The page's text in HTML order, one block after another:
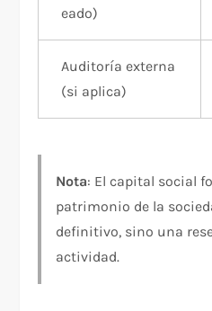
eado)
Auditoría externa
(si aplica)
Nota: El capital social
patrimonio de la
definitivo, sino una
actividad.